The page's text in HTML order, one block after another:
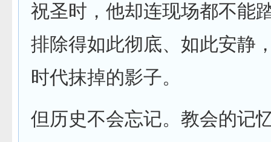
祝圣时，他却连现场都不
排除得如此彻底、如此安静
时代抹掉的影子。
但历史不会忘记。教会的记